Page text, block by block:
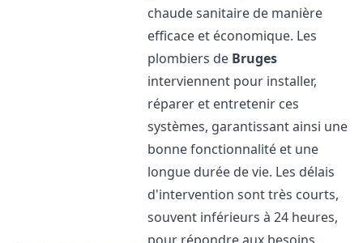
chaude sanitaire de manière
efficace et économique. Les
plombiers de Bruges
interviennent pour installer,
réparer et entretenir ces
systèmes, garantissant ainsi une
bonne fonctionnalité et une
longue durée de vie. Les délais
d'intervention sont très courts,
souvent inférieurs à 24 heures,